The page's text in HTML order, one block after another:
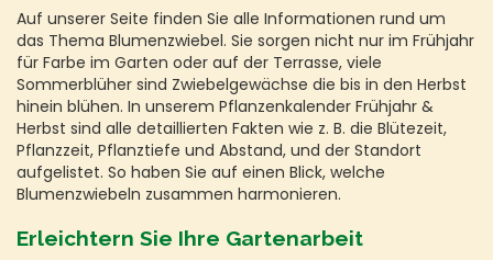
Auf unserer Seite finden Sie alle Informationen rund um
das Thema Blumenzwiebel. Sie sorgen nicht nur im Frühjahr
für Farbe im Garten oder auf der Terrasse, viele
Sommerblüher sind Zwiebelgewächse die bis in den Herbst
hinein blühen. In unserem Pflanzenkalender Frühjahr &
Herbst sind alle detaillierten Fakten wie z. B. die Blütezeit,
Pflanzzeit, Pflanztiefe und Abstand, und der Standort
aufgelistet. So haben Sie auf einen Blick, welche
Blumenzwiebeln zusammen harmonieren.
Erleichtern Sie Ihre Gartenarbeit